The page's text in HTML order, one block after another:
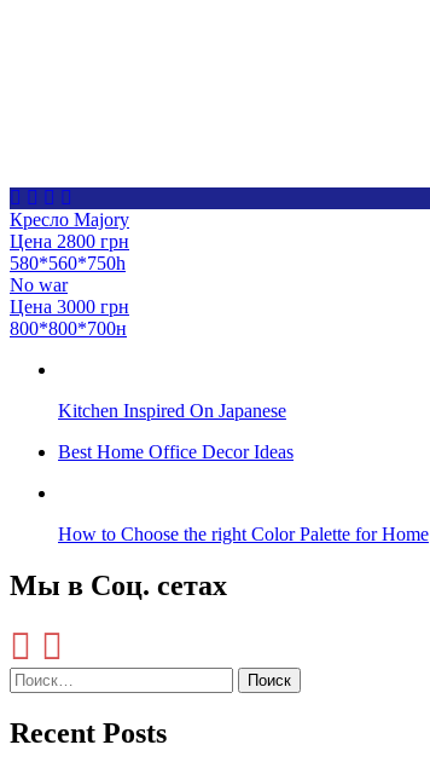
Кресло Majory
Цена 2800 грн
580*560*750h
No war
Цена 3000 грн
800*800*700н
Kitchen Inspired On Japanese
Best Home Office Decor Ideas
How to Choose the right Color Palette for Home
Мы в Соц. сетах
Recent Posts